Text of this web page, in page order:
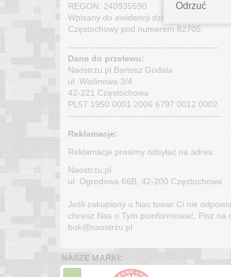
REGON: 240935590
Wpisany do ewidencji działalności
Częstochowy pod numerem 82705.
--------------------------------------------------
Dane do przelewu:
Naostrzu.pl Bartosz Godala
ul. Wiolinowa 3/4
42-221 Częstochowa
PL57 1950 0001 2006 6797 0012 0002
---------------------------------------------------
Reklamacje:
Reklamacje prosimy odsyłać na adres:
Naostrzu.pl
ul. Ogrodowa 66B, 42-200 Częstochowa
Jeśli zakupiony u Nas towar Ci nie
chcesz Nas o Tym poinformować. Pisz na
bok@naostrzu.pl
NASZE MARKI:
Odrzuć